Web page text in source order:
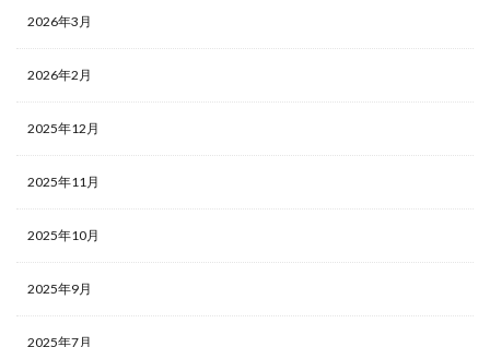
2026年3月
2026年2月
2025年12月
2025年11月
2025年10月
2025年9月
2025年7月